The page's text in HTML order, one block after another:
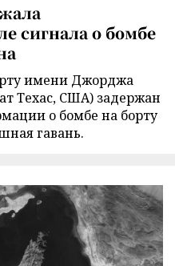
сигнала о бомбе
имени Джорджа
Техас, США) задержан
о бомбе на борту
гавань.